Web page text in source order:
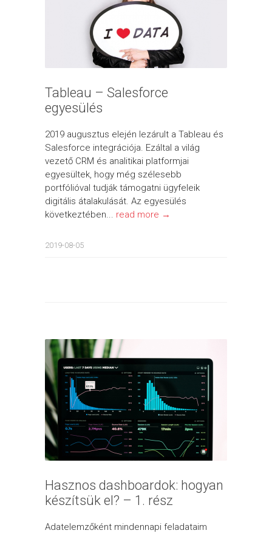
Tableau – Salesforce
egyesülés
2019 augusztus elején lezárult a Tableau és
Salesforce integrációja. Ezáltal a világ
vezető CRM és analitikai platformjai
egyesültek, hogy még szélesebb
portfólióval tudják támogatni ügyfeleik
digitális átalakulását. Az egyesülés
következtében... read more →
2019-08-05
Hasznos dashboardok: hogyan
készítsük el? – 1. rész
Adatelemzőként mindennapi feladataim